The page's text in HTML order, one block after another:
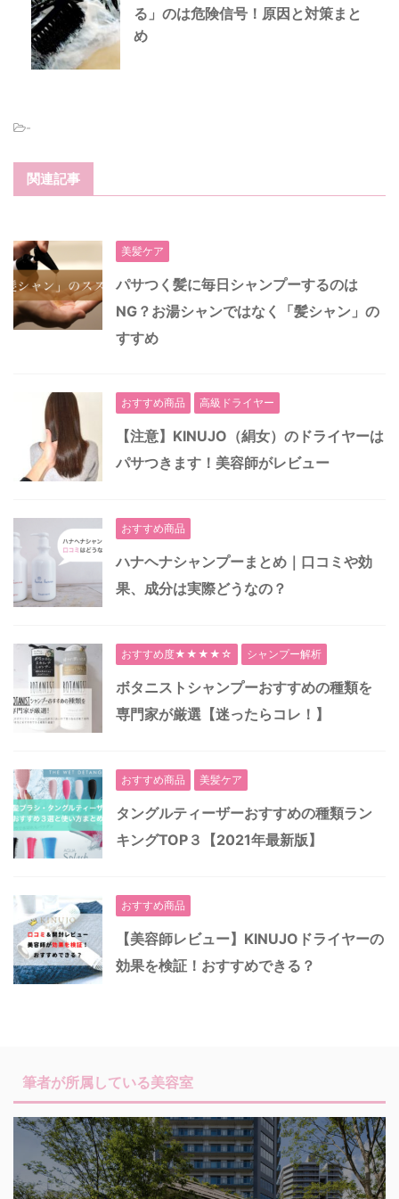
る」のは危険信号！原因と対策まと
め
-
関連記事
美髪ケア
パサつく髪に毎日シャンプーするのは
NG？お湯シャンではなく「髪シャン」の
すすめ
おすすめ商品 高級ドライヤー
【注意】KINUJO（絹女）のドライヤーは
パサつきます！美容師がレビュー
おすすめ商品
ハナヘナシャンプーまとめ｜口コミや効
果、成分は実際どうなの？
おすすめ度★★★★☆ シャンプー解析
ボタニストシャンプーおすすめの種類を
専門家が厳選【迷ったらコレ！】
おすすめ商品 美髪ケア
タングルティーザーおすすめの種類ラン
キングTOP３【2021年最新版】
おすすめ商品
【美容師レビュー】KINUJOドライヤーの
効果を検証！おすすめできる？
筆者が所属している美容室